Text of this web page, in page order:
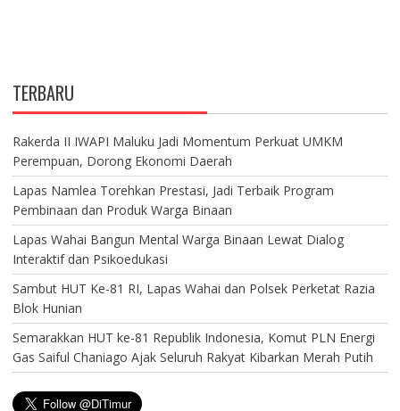
TERBARU
Rakerda II IWAPI Maluku Jadi Momentum Perkuat UMKM
Perempuan, Dorong Ekonomi Daerah
Lapas Namlea Torehkan Prestasi, Jadi Terbaik Program
Pembinaan dan Produk Warga Binaan
Lapas Wahai Bangun Mental Warga Binaan Lewat Dialog
Interaktif dan Psikoedukasi
Sambut HUT Ke-81 RI, Lapas Wahai dan Polsek Perketat Razia
Blok Hunian
Semarakkan HUT ke-81 Republik Indonesia, Komut PLN Energi
Gas Saiful Chaniago Ajak Seluruh Rakyat Kibarkan Merah Putih